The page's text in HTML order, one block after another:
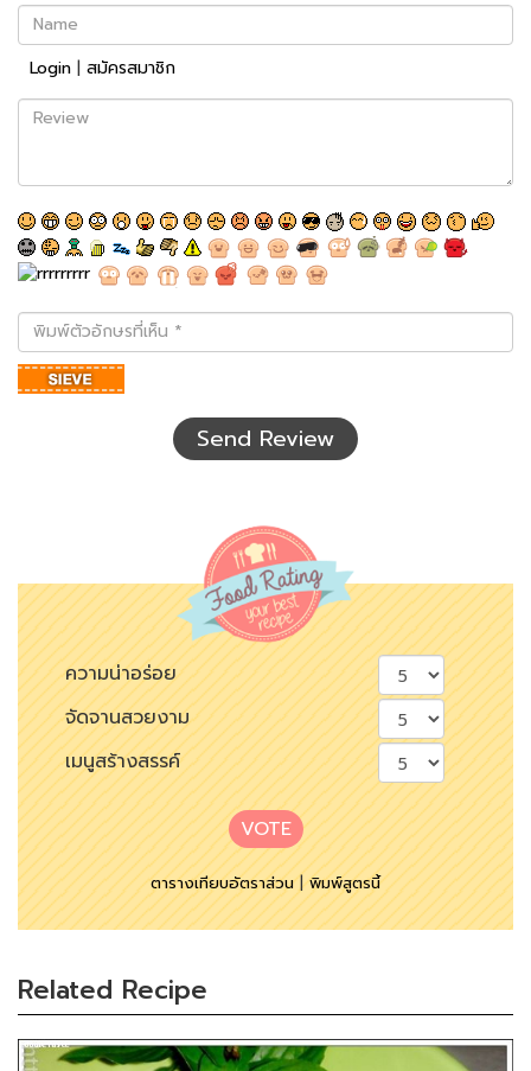
Name
Login | สมัครสมาชิก
Review
พิมพ์
ตัว
อักษร
ที่
Send Review
ความน่าอร่อย
จัดจานสวยงาม
เมนูสร้างสรรค์
VOTE
ตารางเทียบอัตราส่วน|พิมพ์สูตรนี้
Related Recipe